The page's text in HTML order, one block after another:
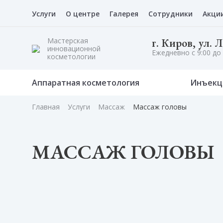
Услуги О центре Галерея Сотрудники
Мастерская
инновационной
косметологии
г. Киров, ул.
Ежедневно с 9:00 до
Аппаратная косметология
Главная Услуги Массаж Массаж головы
МАССАЖ ГОЛОВЫ